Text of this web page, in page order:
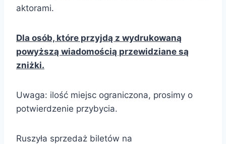
aktorami.
Dla osób, które przyjdą z wydrukowaną
powyższą wiadomością przewidziane są
zniżki.
Uwaga: ilość miejsc ograniczona, prosimy o
potwierdzenie przybycia.
Ruszyła sprzedaż biletów na